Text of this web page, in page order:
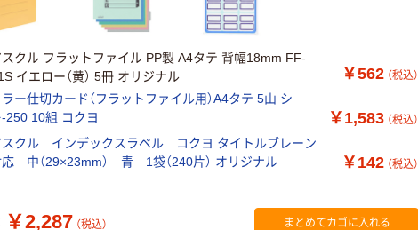
スクル フラットファイル PP製 A4タテ 背幅18mm FF-
イエロー（黄） 5冊 オリジナル
￥562 （税込）
ー仕切カード（フラットファイル用）A4タテ 5山 シ
-250 10組 コクヨ
￥1,583 （税込）
スクル インデックスラベル コクヨ タイトルブレーン
中（29×23mm） 青 1袋（240片） オリジナル
￥142 （税込）
￥2,287 （税込） まとめてカゴに入れる